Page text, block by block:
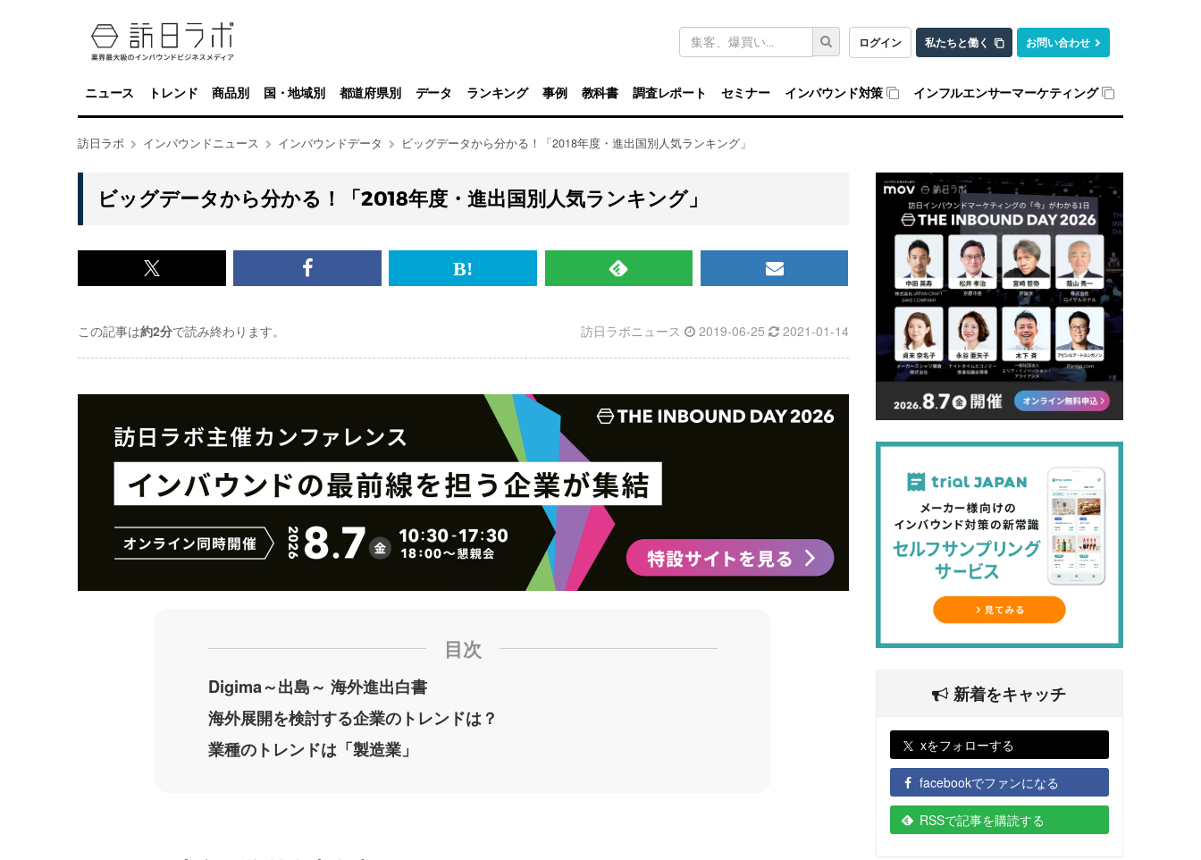
ログイン 私たちと働く お問い合わせ
キ
ワ
ド
検
索
ニュース トレンド 商品別 国・地域別 都道府県別 データ ランキング 事例 教科書 調査レポート セミナー インバウンド対策 インフルエンサーマーケティング
訪日ラボ インバウンドニュース インバウンドデータ ビッグデータから分かる！「2018年度・進出国別人気ランキング」
ビッグデータから分かる！「2018年度・進出国別人気ランキング」
x<br>
記
事
を
ェ
ア
す
る
Facebook<br>
事
を
ェ
ア
す
る
は
ブ
ッ
ー
ク
に
追
加
RSS
記
事
を
購
す
る
メ
マ
ガ
登
録
訪日ラボニュース 2019-06-25 2021-01-14
この記事は約2分で読み終わります。
目次
Digima～出島～ 海外進出白書
海外展開を検討する企業のトレンドは？
業種のトレンドは「製造業」
新着をキャッチ
xをフォローする
facebookでファンになる
RSSで記事を購読する